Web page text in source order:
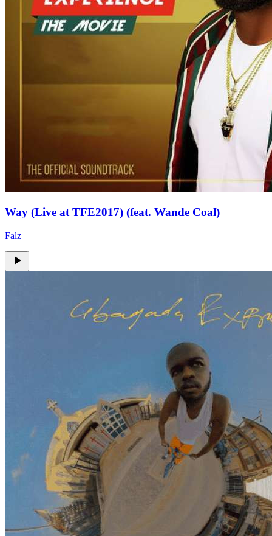
Way (Live at TFE2017) (feat. Wande Coal)
Falz